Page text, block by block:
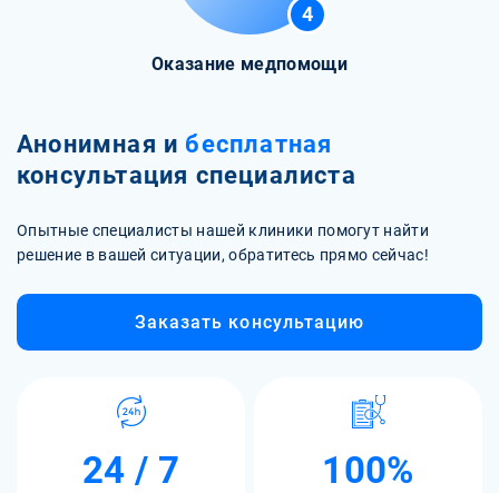
4
Оказание медпомощи
Анонимная и бесплатная
консультация специалиста
Опытные специалисты нашей клиники помогут найти
решение в вашей ситуации, обратитесь прямо сейчас!
Заказать консультацию
24 / 7 100%